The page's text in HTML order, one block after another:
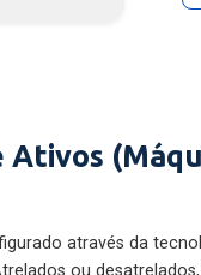
Ativos
através da
ou